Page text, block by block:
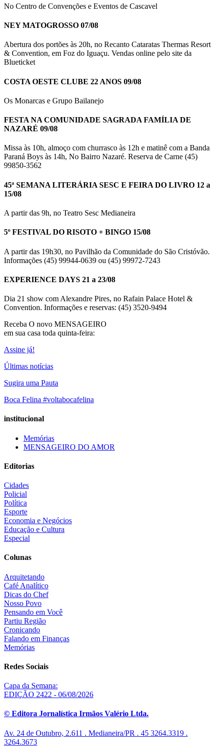
No Centro de Convenções e Eventos de Cascavel
NEY MATOGROSSO 07/08
Abertura dos portões às 20h, no Recanto Cataratas Thermas Resort
& Convention, em Foz do Iguaçu. Vendas online pelo site da
Blueticket
COSTA OESTE CLUBE 22 ANOS 09/08
Os Monarcas e Grupo Bailanejo
FESTA NA COMUNIDADE SAGRADA FAMÍLIA DE
NAZARÉ 09/08
Missa às 10h, almoço com churrasco às 12h e matinê com a Banda
Paraná Boys às 14h, No Bairro Nazaré. Reserva de Carne (45)
99850-3562
45ª SEMANA LITERÁRIA SESC E FEIRA DO LIVRO 12 a
15/08
A partir das 9h, no Teatro Sesc Medianeira
5º FESTIVAL DO RISOTO + BINGO 15/08
A partir das 19h30, no Pavilhão da Comunidade do São Cristóvão.
Informações (45) 99944-0639 ou (45) 99972-7243
EXPERIENCE DAYS 21 a 23/08
Dia 21 show com Alexandre Pires, no Rafain Palace Hotel &
Convention. Informações e reservas: (45) 3520-9494
Receba O novo MENSAGEIRO
em sua casa toda quinta-feira:
Assine já!
Últimas notícias
Sugira uma Pauta
Boca Felina #voltabocafelina
institucional
Memórias
MENSAGEIRO DO AMOR
Editorias
Cidades
Policial
Política
Esporte
Economia e Negócios
Educação e Cultura
Especial
Colunas
Arquitetando
Café Analítico
Dicas do Chef
Nosso Povo
Pensando em Você
Partiu Região
Cronicando
Falando em Finanças
Memórias
Redes Sociais
Capa da Semana:
EDIÇÃO 2422 - 06/08/2026
© Editora Jornalística Irmãos Valério Ltda.
Av. 24 de Outubro, 2.611 . Medianeira/PR . 45 3264.3319 .
3264.3673